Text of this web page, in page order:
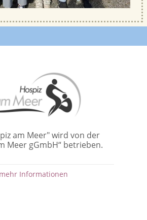
am Meer" wird von der
Meer gGmbH“ betrieben.
mehr Informationen